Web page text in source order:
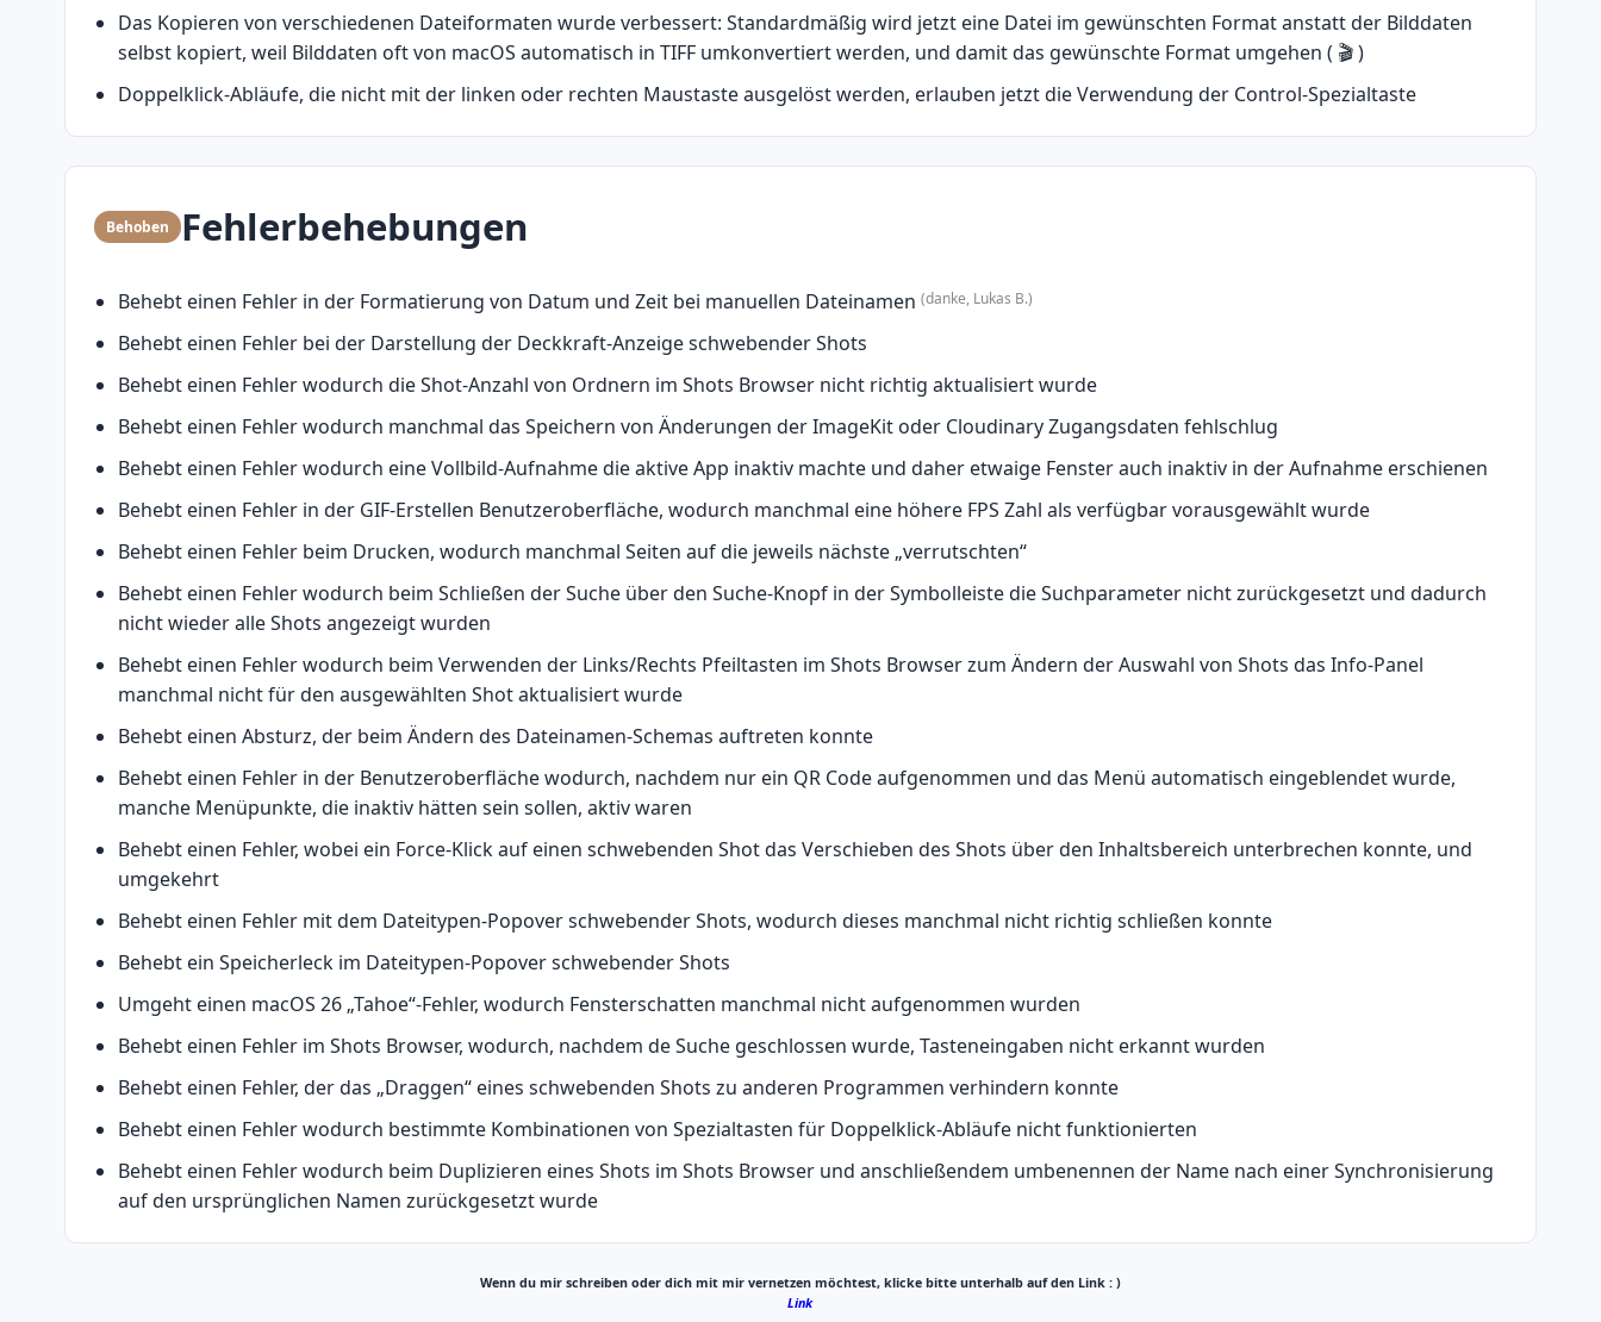
Das Kopieren von verschiedenen Dateiformaten wurde verbessert: Standardmäßig wird jetzt eine Datei im gewünschten Format anstatt der Bilddaten
selbst kopiert, weil Bilddaten oft von macOS automatisch in TIFF umkonvertiert werden, und damit das gewünschte Format umgehen ( 🎬)
Doppelklick-Abläufe, die nicht mit der linken oder rechten Maustaste ausgelöst werden, erlauben jetzt die Verwendung der Control-Spezialtaste
Behoben Fehlerbehebungen
Behebt einen Fehler in der Formatierung von Datum und Zeit bei manuellen Dateinamen (danke, Lukas B.)
Behebt einen Fehler bei der Darstellung der Deckkraft-Anzeige schwebender Shots
Behebt einen Fehler wodurch die Shot-Anzahl von Ordnern im Shots Browser nicht richtig aktualisiert wurde
Behebt einen Fehler wodurch manchmal das Speichern von Änderungen der ImageKit oder Cloudinary Zugangsdaten fehlschlug
Behebt einen Fehler wodurch eine Vollbild-Aufnahme die aktive App inaktiv machte und daher etwaige Fenster auch inaktiv in der Aufnahme erschienen
Behebt einen Fehler in der GIF-Erstellen Benutzeroberfläche, wodurch manchmal eine höhere FPS Zahl als verfügbar vorausgewählt wurde
Behebt einen Fehler beim Drucken, wodurch manchmal Seiten auf die jeweils nächste „verrutschten“
Behebt einen Fehler wodurch beim Schließen der Suche über den Suche-Knopf in der Symbolleiste die Suchparameter nicht zurückgesetzt und dadurch
nicht wieder alle Shots angezeigt wurden
Behebt einen Fehler wodurch beim Verwenden der Links/Rechts Pfeiltasten im Shots Browser zum Ändern der Auswahl von Shots das Info-Panel
manchmal nicht für den ausgewählten Shot aktualisiert wurde
Behebt einen Absturz, der beim Ändern des Dateinamen-Schemas auftreten konnte
Behebt einen Fehler in der Benutzeroberfläche wodurch, nachdem nur ein QR Code aufgenommen und das Menü automatisch eingeblendet wurde,
manche Menüpunkte, die inaktiv hätten sein sollen, aktiv waren
Behebt einen Fehler, wobei ein Force-Klick auf einen schwebenden Shot das Verschieben des Shots über den Inhaltsbereich unterbrechen konnte, und
umgekehrt
Behebt einen Fehler mit dem Dateitypen-Popover schwebender Shots, wodurch dieses manchmal nicht richtig schließen konnte
Behebt ein Speicherleck im Dateitypen-Popover schwebender Shots
Umgeht einen macOS 26 „Tahoe“-Fehler, wodurch Fensterschatten manchmal nicht aufgenommen wurden
Behebt einen Fehler im Shots Browser, wodurch, nachdem de Suche geschlossen wurde, Tasteneingaben nicht erkannt wurden
Behebt einen Fehler, der das „Draggen“ eines schwebenden Shots zu anderen Programmen verhindern konnte
Behebt einen Fehler wodurch bestimmte Kombinationen von Spezialtasten für Doppelklick-Abläufe nicht funktionierten
Behebt einen Fehler wodurch beim Duplizieren eines Shots im Shots Browser und anschließendem umbenennen der Name nach einer Synchronisierung
auf den ursprünglichen Namen zurückgesetzt wurde
Wenn du mir schreiben oder dich mit mir vernetzen möchtest, klicke bitte unterhalb auf den Link : )
Link